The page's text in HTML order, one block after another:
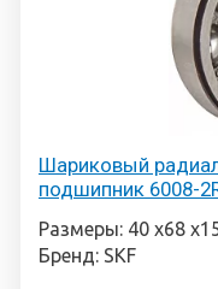
Шариковый
подшипник 6008-
Размеры: 40 х68
Бренд: SKF